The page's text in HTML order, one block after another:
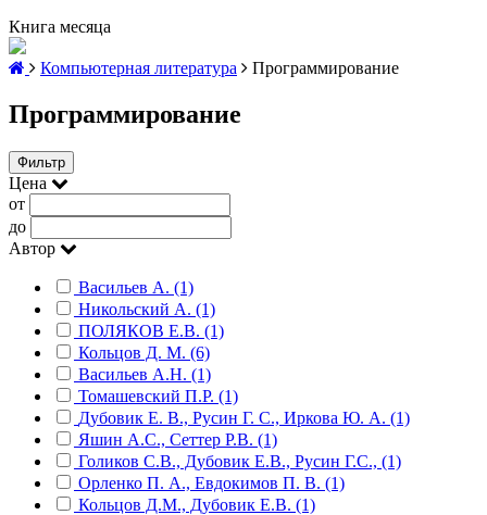
Книга месяца
Компьютерная литература Программирование
Программирование
Фильтр
Цена
от
до
Автор
Васильев А. (1)
Никольский А. (1)
ПОЛЯКОВ Е.В. (1)
Кольцов Д. М. (6)
Васильев А.Н. (1)
Томашевский П.Р. (1)
Дубовик Е. В., Русин Г. С., Иркова Ю. А. (1)
Яшин А.С., Сеттер Р.В. (1)
Голиков С.В., Дубовик Е.В., Русин Г.С., (1)
Орленко П. А., Евдокимов П. В. (1)
Кольцов Д.М., Дубовик Е.В. (1)